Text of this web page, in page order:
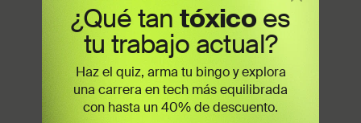
¿Qué tan tóxico es
tu trabajo actual?
Haz el quiz, arma tu bingo y explora
una carrera en tech más equilibrada
con hasta un 40% de descuento.